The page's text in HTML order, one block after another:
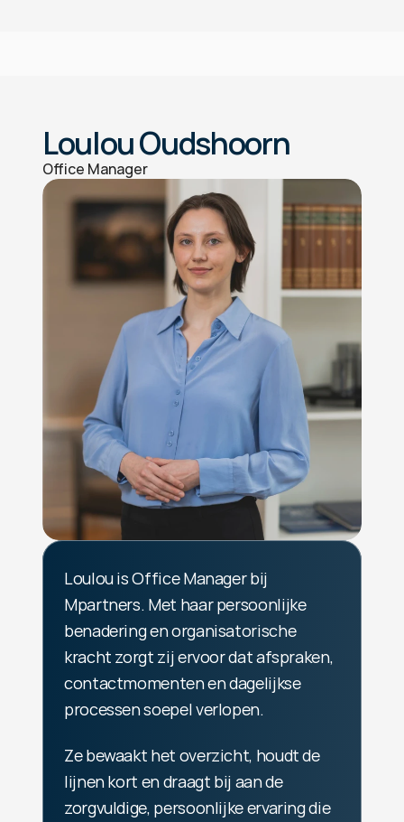
Loulou Oudshoorn
Office Manager
Loulou is Office Manager bij
Mpartners. Met haar persoonlijke
benadering en organisatorische
kracht zorgt zij ervoor dat afspraken,
contactmomenten en dagelijkse
processen soepel verlopen.
Ze bewaakt het overzicht, houdt de
lijnen kort en draagt bij aan de
zorgvuldige, persoonlijke ervaring die